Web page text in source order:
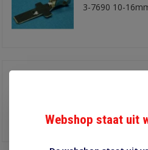
3-7690 10-
Webshop staat uit